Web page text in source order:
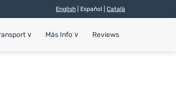
English | Español | Català
∨ Más Info ∨ Reviews